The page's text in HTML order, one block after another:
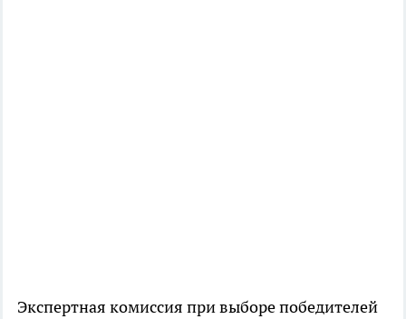
Экспертная комиссия при выборе победителей